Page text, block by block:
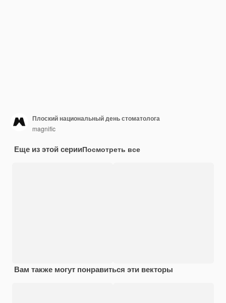
Плоский национальный день стоматолога
magnific
Еще из этой серииПосмотреть все
Вам также могут понравиться эти векторы